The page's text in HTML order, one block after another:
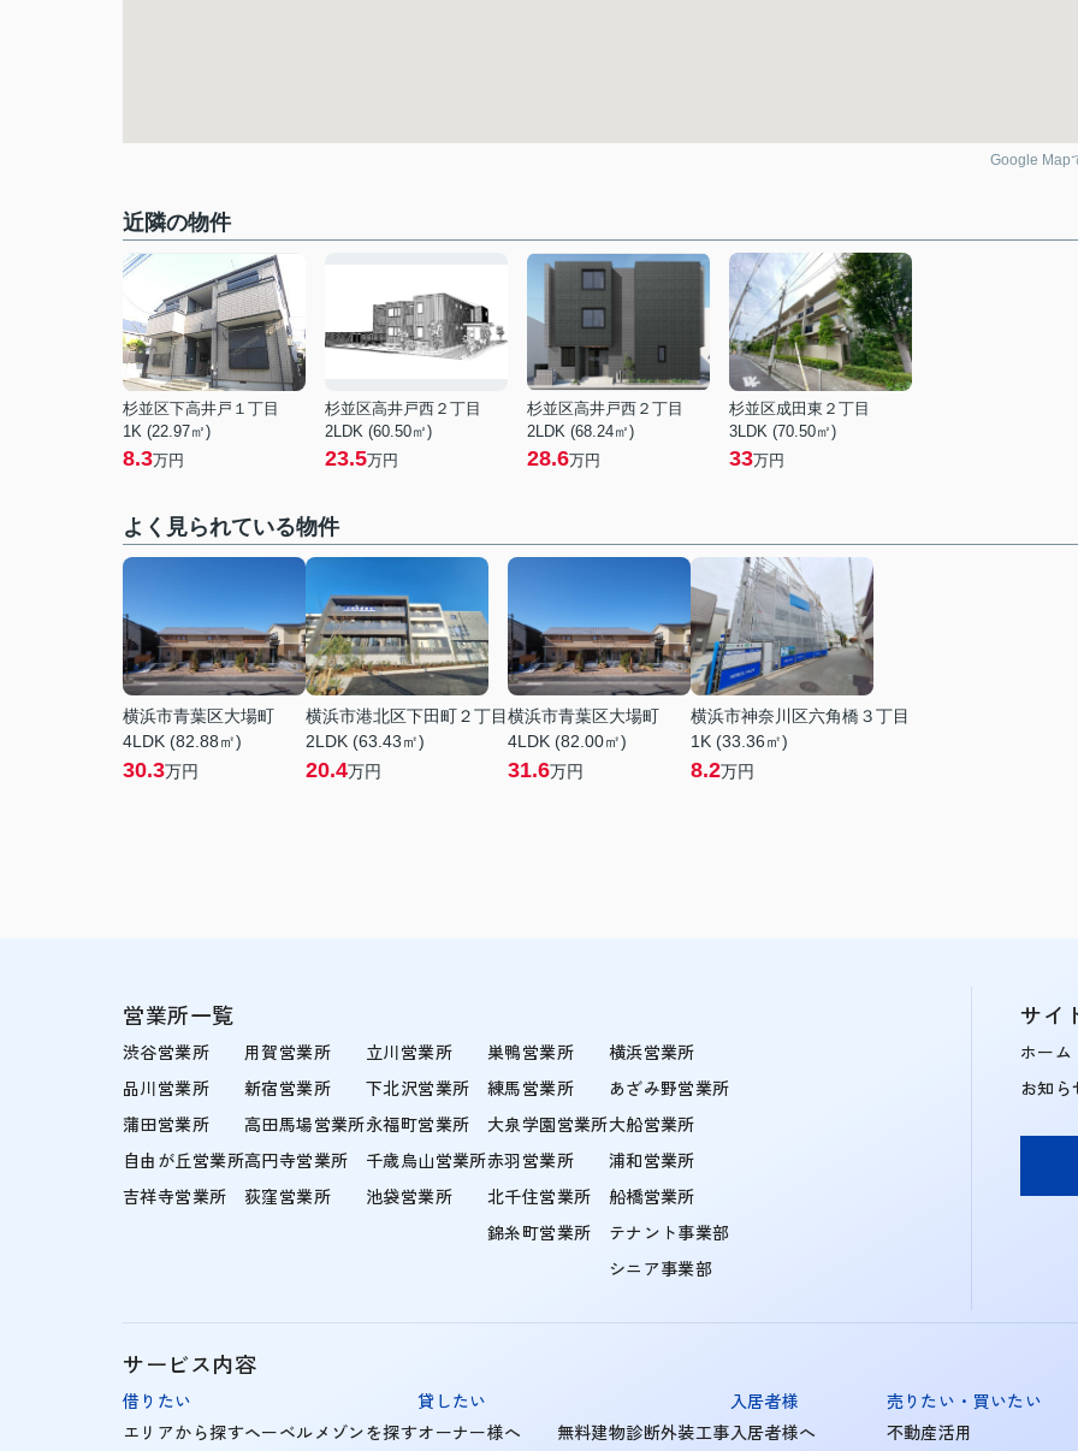
Google Map
近隣の物件
杉並区下高井戸１丁目
1K (22.97㎡)
8.3万円
杉並区高井戸西２丁目
2LDK (60.50㎡)
23.5万円
杉並区高井戸西２丁目
2LDK (68.24㎡)
28.6万円
杉並区成田東２丁目
3LDK (70.50㎡)
33万円
よく見られている物件
横浜市青葉区大場町
4LDK (82.88㎡)
30.3万円
横浜市港北区下田町２丁目
2LDK (63.43㎡)
20.4万円
横浜市青葉区大場町
4LDK (82.00㎡)
31.6万円
横浜市神奈川区六角橋３丁目
1K (33.36㎡)
8.2万円
営業所一覧
渋谷営業所
品川営業所
蒲田営業所
自由が丘営業所
吉祥寺営業所
用賀営業所
新宿営業所
高田馬場営業所
高円寺営業所
荻窪営業所
立川営業所
下北沢営業所
永福町営業所
千歳烏山営業所
池袋営業所
巣鴨営業所
練馬営業所
大泉学園営業所
赤羽営業所
北千住営業所
錦糸町営業所
横浜営業所
あざみ野営業所
大船営業所
浦和営業所
船橋営業所
テナント事業部
シニア事業部
サイ
ホーム
お知ら
サービス内容
借りたい
エリアから探すヘーベルメゾンを探す
貸したい
オーナー様へ
無料建物診断外装工事
入居者様
入居者様へ
売りたい・買いたい
不動産活用